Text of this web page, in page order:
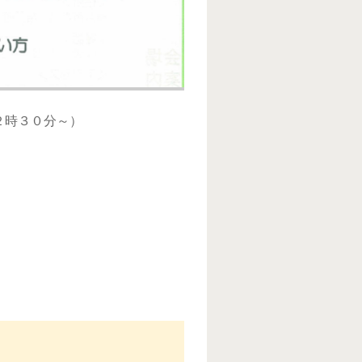
３０分～）